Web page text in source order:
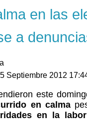
en las
a
Septiembre 2012
este
en calma
en la